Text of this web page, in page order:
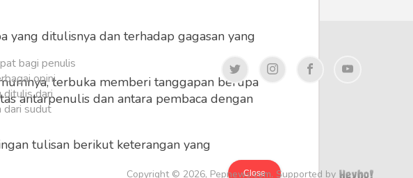
yang ditulisnya dan terhadap gagasan yang
terbuka memberi tanggapan berupa
antarpenulis dan antara pembaca dengan
tulisan berikut keterangan yang
Close
bagi penulis
opini
ditulis dari
dari sudut
Copyright © 2026, Pepnews.com. Supported by